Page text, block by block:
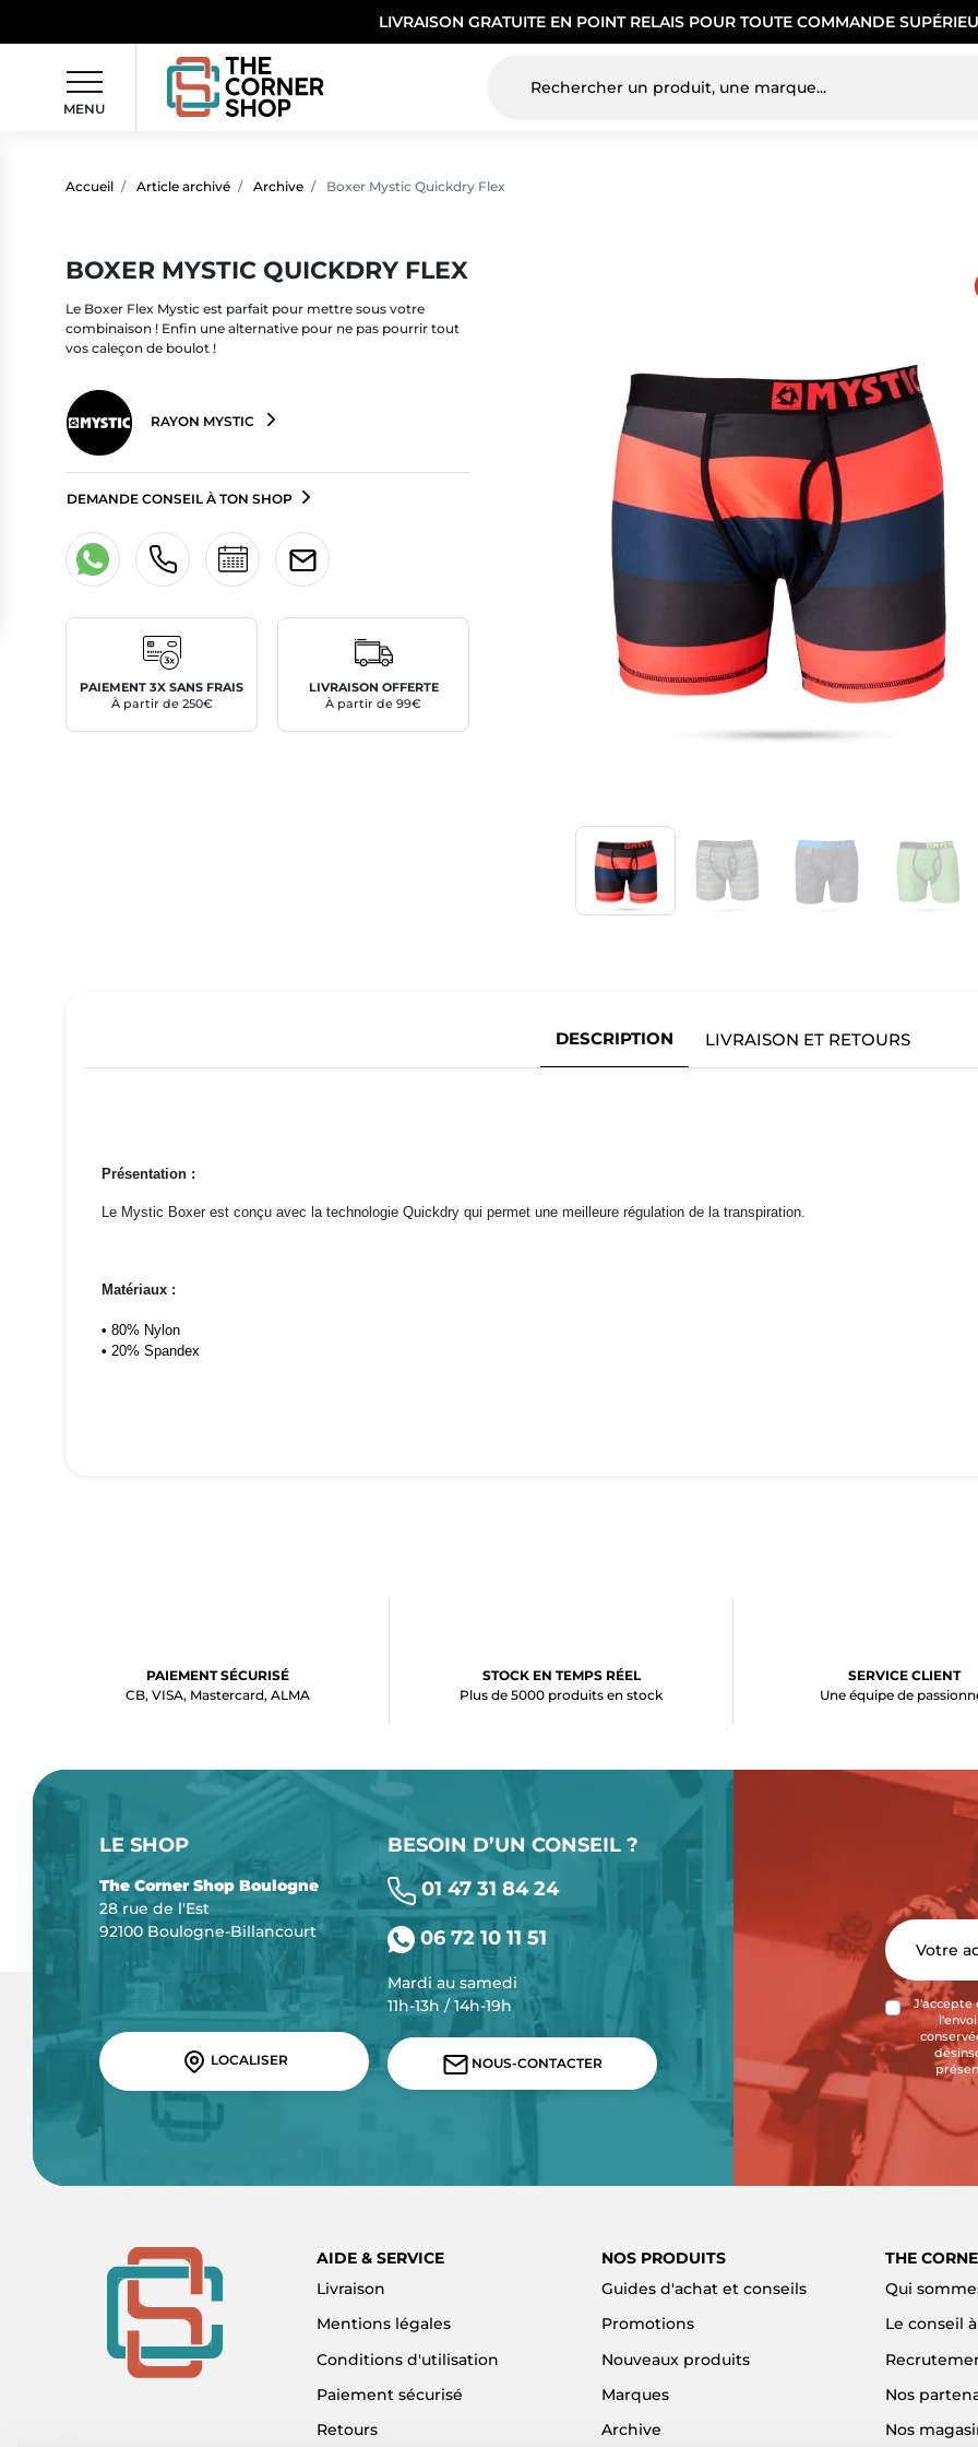
LIVRAISON GRATUITE EN POINT RELAIS POUR TOUTE COMMANDE
MENU
Accueil Article archivé Archive Boxer Mystic Quickdry Flex
BOXER MYSTIC QUICKDRY FLEX
Le Boxer Flex Mystic est parfait pour mettre sous votre
combinaison ! Enfin une alternative pour ne pas pourrir tout
vos caleçon de boulot !
RAYON MYSTIC
DEMANDE CONSEIL À TON SHOP
PAIEMENT 3X SANS FRAIS
À partir de 250€
LIVRAISON OFFERTE
À partir de 99€
DESCRIPTION LIVRAISON ET RETOURS
Présentation :
Le Mystic Boxer est conçu avec la technologie Quickdry qui permet une meilleure régulation de la transpiration.
Matériaux :
• 80% Nylon
• 20% Spandex
PAIEMENT SÉCURISÉ
CB, VISA, Mastercard, ALMA
STOCK EN TEMPS RÉEL
Plus de 5000 produits en stock
SERVICE CLIENT
Une équipe de
LE SHOP
The Corner Shop Boulogne
28 rue de l'Est
92100 Boulogne-Billancourt
LOCALISER
BESOIN D’UN CONSEIL ?
01 47 31 84 24
06 72 10 11 51
Mardi au samedi
11h-13h / 14h-19h
NOUS-CONTACTER
J'accepte
AIDE & SERVICE
Livraison
Mentions légales
Conditions d'utilisation
Paiement sécurisé
Retours
NOS PRODUITS
Guides d'achat et conseils
Promotions
Nouveaux produits
Marques
Archive
THE
Qui
Le conseil
Nos
Nos